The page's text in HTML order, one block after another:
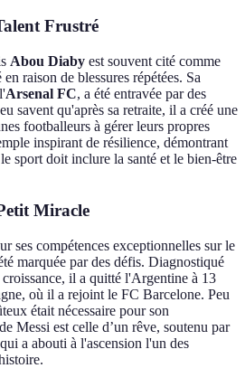
Frustré
Abou Diaby est souvent cité comme
raison de blessures répétées. Sa
Arsenal FC, a été entravée par des
savent qu'après sa retraite, il a créé une
footballeurs à gérer leurs propres
inspirant de résilience, démontrant
sport doit inclure la santé et le bien-être
Miracle
ses compétences exceptionnelles sur le
marquée par des défis. Diagnostiqué
il a quitté l'Argentine à 13
où il a rejoint le FC Barcelone. Peu
était nécessaire pour son
Messi est celle d’un rêve, soutenu par
a abouti à l'ascension l'un des